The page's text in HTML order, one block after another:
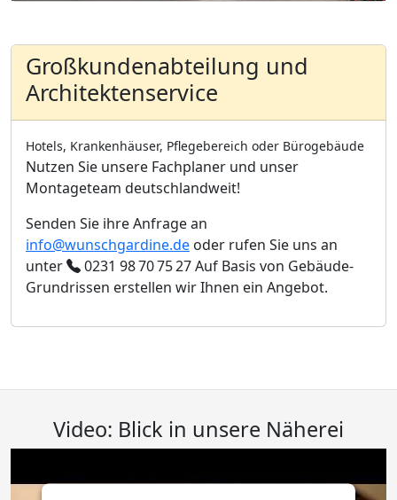
Großkundenabteilung und
Architektenservice
Hotels, Krankenhäuser, Pflegebereich oder Bürogebäude
Nutzen Sie unsere Fachplaner und unser
Montageteam deutschlandweit!
Senden Sie ihre Anfrage an
info@wunschgardine.de oder rufen Sie uns an
unter
0231 98 70 75 27Auf Basis von Gebäude-
Grundrissen erstellen wir Ihnen ein Angebot.
Video: Blick in unsere Näherei